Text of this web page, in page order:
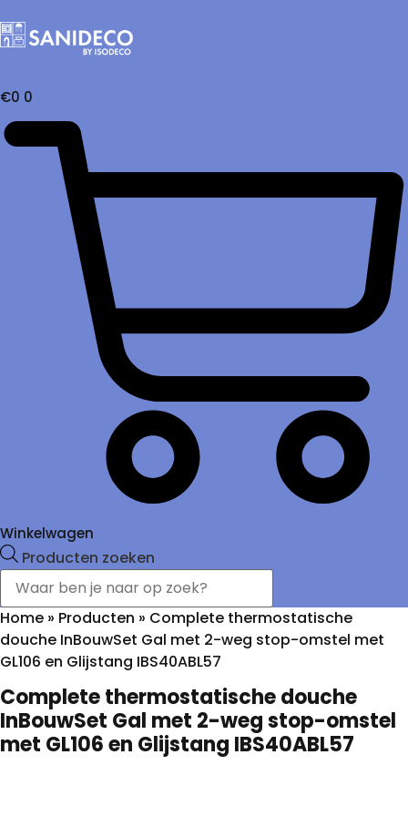
€0 0
Winkelwagen
Producten zoeken
Home » Producten » Complete thermostatische
douche InBouwSet Gal met 2-weg stop-omstel met
GL106 en Glijstang IBS40ABL57
Complete thermostatische douche
InBouwSet Gal met 2-weg stop-omstel
met GL106 en Glijstang IBS40ABL57